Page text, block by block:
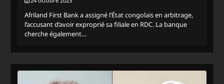
Afriland First Bank a assigné l’État congolais en arbitrage,
l’accusant d’avoir exproprié sa filiale en RDC. La banque
cherche également…